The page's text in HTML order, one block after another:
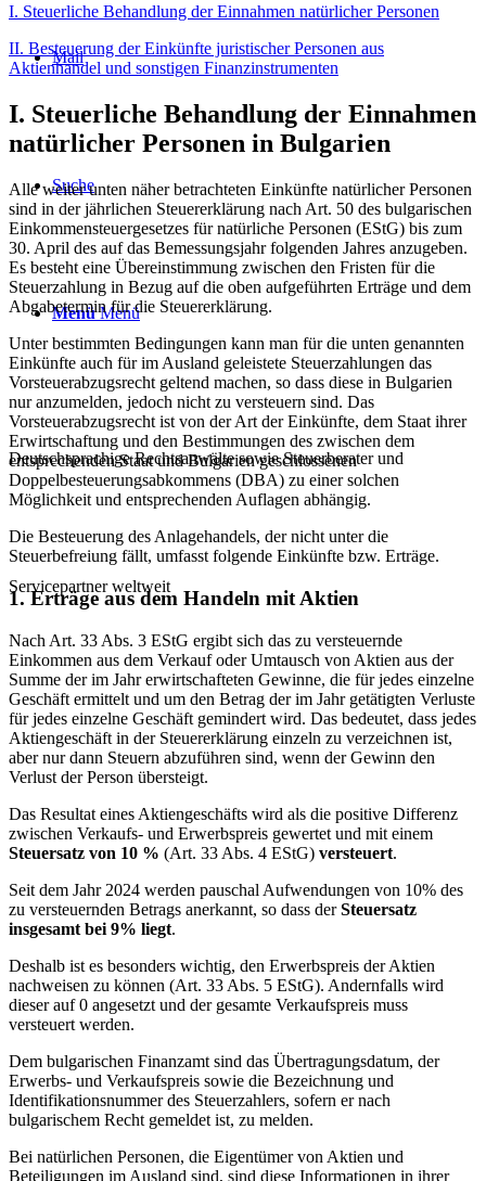
Mail
Suche
Menü Menü
Deutschsprachige Rechtsanwälte sowie Steuerberater und
Servicepartner weltweit
I. Steuerliche Behandlung der Einnahmen natürlicher Personen
II. Besteuerung der Einkünfte juristischer Personen aus
Aktienhandel und sonstigen Finanzinstrumenten
I. Steuerliche Behandlung der Einnahmen
natürlicher Personen in Bulgarien
Alle weiter unten näher betrachteten Einkünfte natürlicher Personen
sind in der jährlichen Steuererklärung nach Art. 50 des bulgarischen
Einkommensteuergesetzes für natürliche Personen (EStG) bis zum
30. April des auf das Bemessungsjahr folgenden Jahres anzugeben.
Es besteht eine Übereinstimmung zwischen den Fristen für die
Steuerzahlung in Bezug auf die oben aufgeführten Erträge und dem
Abgabetermin für die Steuererklärung.
Unter bestimmten Bedingungen kann man für die unten genannten
Einkünfte auch für im Ausland geleistete Steuerzahlungen das
Vorsteuerabzugsrecht geltend machen, so dass diese in Bulgarien
nur anzumelden, jedoch nicht zu versteuern sind. Das
Vorsteuerabzugsrecht ist von der Art der Einkünfte, dem Staat ihrer
Erwirtschaftung und den Bestimmungen des zwischen dem
entsprechenden Staat und Bulgarien geschlossenen
Doppelbesteuerungsabkommens (DBA) zu einer solchen
Möglichkeit und entsprechenden Auflagen abhängig.
Die Besteuerung des Anlagehandels, der nicht unter die
Steuerbefreiung fällt, umfasst folgende Einkünfte bzw. Erträge.
1. Erträge aus dem Handeln mit Aktien
Nach Art. 33 Abs. 3 EStG ergibt sich das zu versteuernde
Einkommen aus dem Verkauf oder Umtausch von Aktien aus der
Summe der im Jahr erwirtschafteten Gewinne, die für jedes einzelne
Geschäft ermittelt und um den Betrag der im Jahr getätigten Verluste
für jedes einzelne Geschäft gemindert wird. Das bedeutet, dass jedes
Aktiengeschäft in der Steuererklärung einzeln zu verzeichnen ist,
aber nur dann Steuern abzuführen sind, wenn der Gewinn den
Verlust der Person übersteigt.
Das Resultat eines Aktiengeschäfts wird als die positive Differenz
zwischen Verkaufs- und Erwerbspreis gewertet und mit einem
Steuersatz von 10 % (Art. 33 Abs. 4 EStG) versteuert.
Seit dem Jahr 2024 werden pauschal Aufwendungen von 10% des
zu versteuernden Betrags anerkannt, so dass derSteuersatz
insgesamt bei 9% liegt.
Deshalb ist es besonders wichtig, den Erwerbspreis der Aktien
nachweisen zu können (Art. 33 Abs. 5 EStG). Andernfalls wird
dieser auf 0 angesetzt und der gesamte Verkaufspreis muss
versteuert werden.
Dem bulgarischen Finanzamt sind das Übertragungsdatum, der
Erwerbs- und Verkaufspreis sowie die Bezeichnung und
Identifikationsnummer des Steuerzahlers, sofern er nach
bulgarischem Recht gemeldet ist, zu melden.
Bei natürlichen Personen, die Eigentümer von Aktien und
Beteiligungen im Ausland sind, sind diese Informationen in ihrer